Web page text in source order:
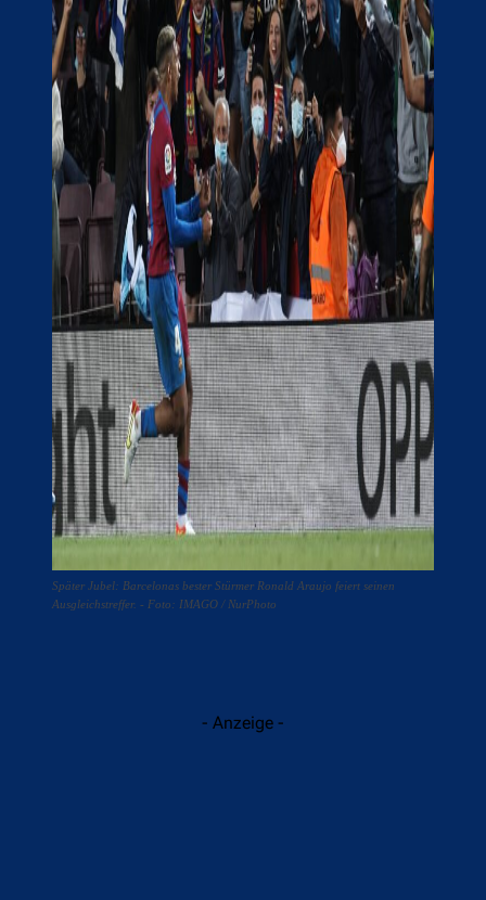
Später Jubel: Barcelonas bester Stürmer Ronald Araujo feiert seinen
Ausgleichstreffer. - Foto: IMAGO / NurPhoto
- Anzeige -